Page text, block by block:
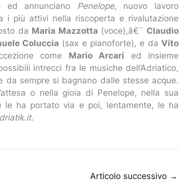
ed annunciano
Penelope, nuovo lavoro
i più attivi nella riscoperta e rivalutazione
da Maria Mazzotta (voce),â€¨ Claudio
Coluccia (sax e pianoforte), e daVito
come Mario Arcari ed insieme
intrecci fra le musiche dell’Adriatico,
sempre si bagnano dalle stesse acque.
o nella gioia di Penelope, nella sua
le ha portato via e poi, lentamente, le ha
Articolo successivo →